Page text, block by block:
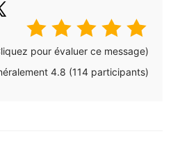
pour évaluer ce message)
4.8 (114 participants)